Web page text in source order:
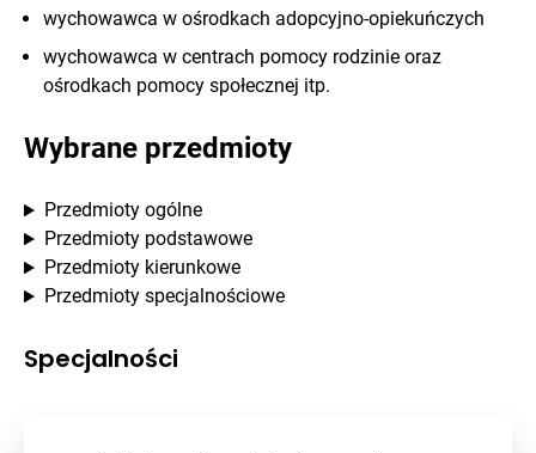
wychowawca w ośrodkach adopcyjno-opiekuńczych
wychowawca w centrach pomocy rodzinie oraz
ośrodkach pomocy społecznej itp.
Wybrane przedmioty
Przedmioty ogólne
Przedmioty podstawowe
Przedmioty kierunkowe
Przedmioty specjalnościowe
Specjalności